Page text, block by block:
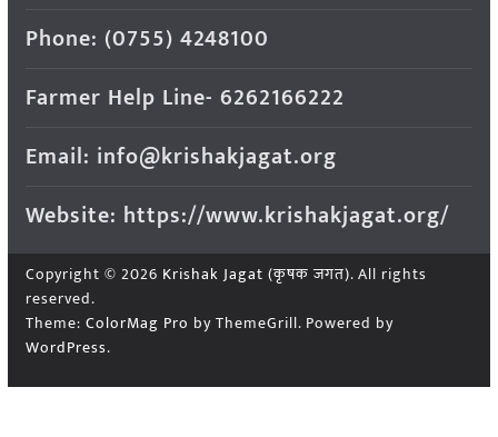
Phone: (0755) 4248100
Farmer Help Line- 6262166222
Email: info@krishakjagat.org
Website: https://www.krishakjagat.org/
Copyright © 2026 Krishak Jagat (कृषक जगत). All rights
reserved.
Theme: ColorMag Pro by ThemeGrill. Powered by
WordPress.